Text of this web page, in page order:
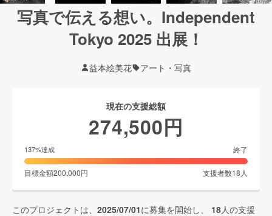
写真で伝える想い。Independent
Tokyo 2025 出展！
益本絵美花 アート・写真
現在の支援総額
274,500円
137%達成 終了
目標金額200,000円 支援者数18 人
このプロジェクトは、 2025/07/01に募集を開始し、 18人の支援